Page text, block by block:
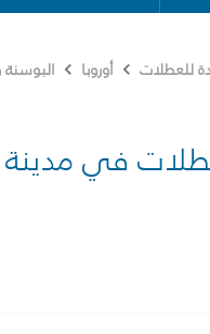
للعطلات أوروبا
في مدينة